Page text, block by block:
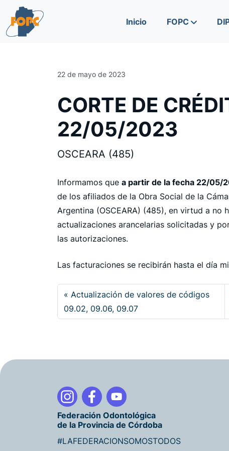
Skip to content
Skip to footer
Inicio
FOPC
22 de mayo de 2023
CORTE DE
22/05/2023
OSCEARA (485)
Informamos que a partir de la fecha 22/05/
de los afiliados de la Obra Social de la
Argentina (OSCEARA) (485), en virtud a no
actualizaciones arancelarias solicitadas y
las autorizaciones.
Las facturaciones se recibirán hasta el día
Actualización de valores de códigos
09.02, 09.06, 09.07
Federación Odontológica
de la Provincia de Córdoba
#LAFEDERACIONSOMOSTODOS